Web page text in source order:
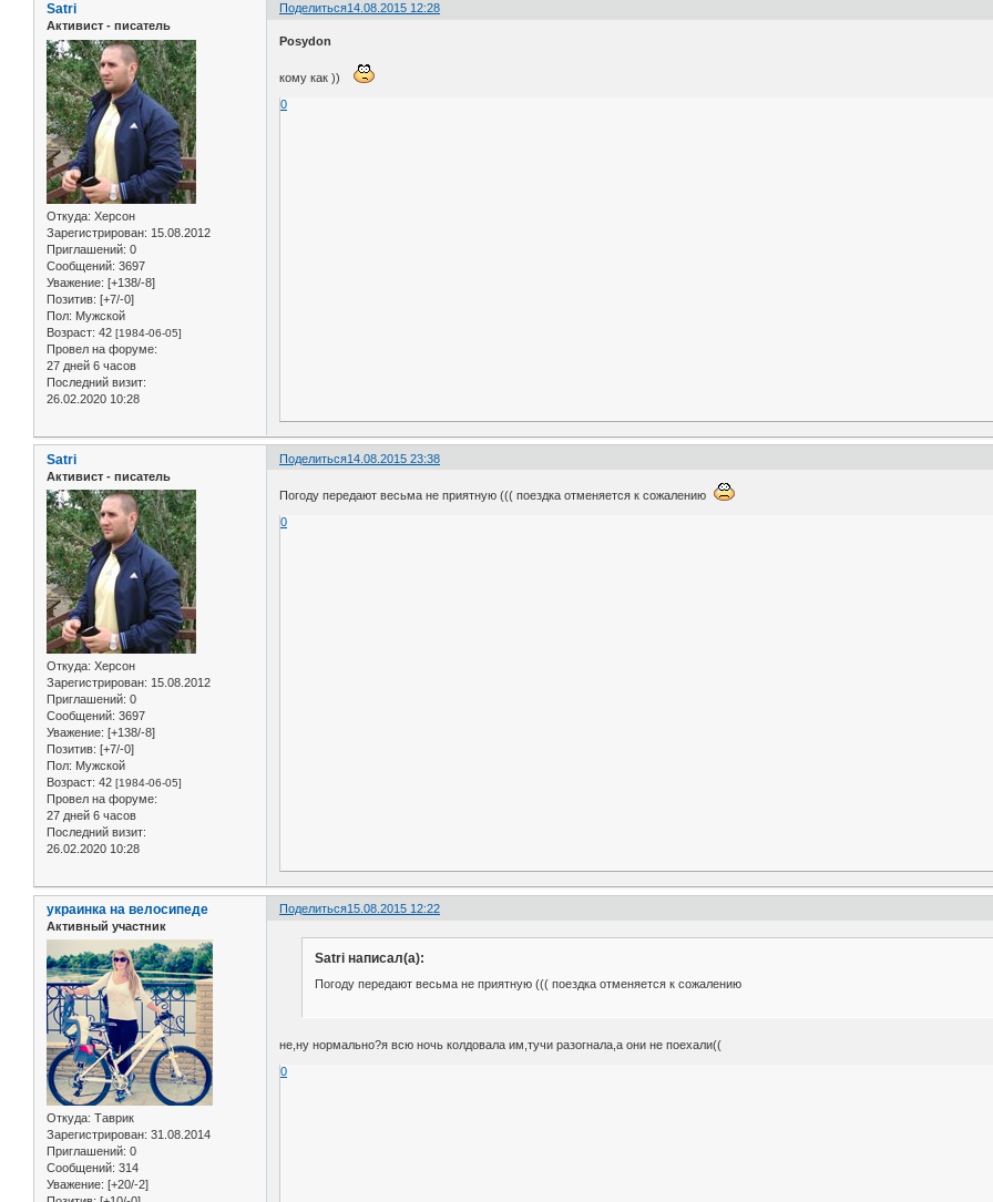
Поделиться14.08.2015 12:28
Satri
Активист - писатель
Откуда: Херсон
Зарегистрирован: 15.08.2012
Приглашений: 0
Сообщений: 3697
Уважение: [+138/-8]
Позитив: [+7/-0]
Пол: Мужской
Возраст: 42 [1984-06-05]
Провел на форуме:
27 дней 6 часов
Последний визит:
26.02.2020 10:28
Posydon
кому как ))
0
Поделиться14.08.2015 23:38
Satri
Активист - писатель
Откуда: Херсон
Зарегистрирован: 15.08.2012
Приглашений: 0
Сообщений: 3697
Уважение: [+138/-8]
Позитив: [+7/-0]
Пол: Мужской
Возраст: 42 [1984-06-05]
Провел на форуме:
27 дней 6 часов
Последний визит:
26.02.2020 10:28
Погоду передают весьма не приятную ((( поездка отменяется к сожалению
0
Поделиться15.08.2015 12:22
украинка на велосипеде
Активный участник
Откуда: Таврик
Зарегистрирован: 31.08.2014
Приглашений: 0
Сообщений: 314
Уважение: [+20/-2]
Satri написал(а):
Погоду передают весьма не приятную ((( поездка отменяется к сожалению
не,ну нормально?я всю ночь колдовала им,тучи разогнала,а они не поехали((
0